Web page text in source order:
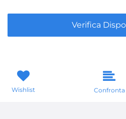
Verifica
Wishlist Confronta